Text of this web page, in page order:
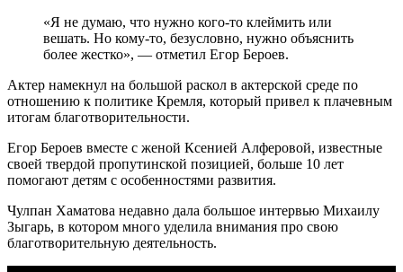
«Я не думаю, что нужно кого-то клеймить или
вешать. Но кому-то, безусловно, нужно объяснить
более жестко», — отметил Егор Бероев.
Актер намекнул на большой раскол в актерской среде по
отношению к политике Кремля, который привел к плачевным
итогам благотворительности.
Егор Бероев вместе с женой Ксенией Алферовой, известные
своей твердой пропутинской позицией, больше 10 лет
помогают детям с особенностями развития.
Чулпан Хаматова недавно дала большое интервью Михаилу
Зыгарь, в котором много уделила внимания про свою
благотворительную деятельность.